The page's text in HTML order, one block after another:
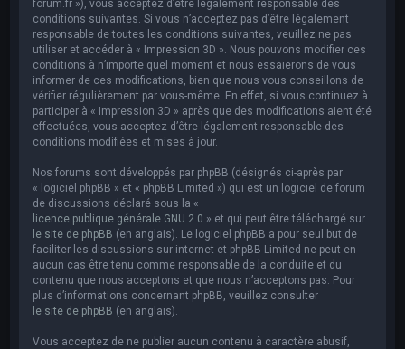
forum.fr »), vous acceptez d’être légalement responsable des
conditions suivantes. Si vous n’acceptez pas d’être légalement
responsable de toutes les conditions suivantes, veuillez ne pas
utiliser et accéder à « Impression 3D ». Nous pouvons modifier ces
conditions à n’importe quel moment et nous essaierons de vous
informer de ces modifications, bien que nous vous conseillons de
vérifier régulièrement par vous-même. En effet, si vous continuez à
participer à « Impression 3D » après que des modifications aient été
effectuées, vous acceptez d’être légalement responsable des
conditions modifiées et mises à jour.
Nos forums sont développés par phpBB (désignés ci-après par
« logiciel phpBB » et « phpBB Limited ») qui est un logiciel de forum
de discussions déclaré sous la «
licence publique générale GNU 2.0 » et qui peut être téléchargé sur
le site de phpBB (en anglais). Le logiciel phpBB a pour seul but de
faciliter les discussions sur internet et phpBB Limited ne peut en
aucun cas être tenu comme responsable de la conduite et du
contenu que nous acceptons et que nous n’acceptons pas. Pour
plus d’informations concernant phpBB, veuillez consulter
le site de phpBB (en anglais).
Vous acceptez de ne publier aucun contenu à caractère abusif,